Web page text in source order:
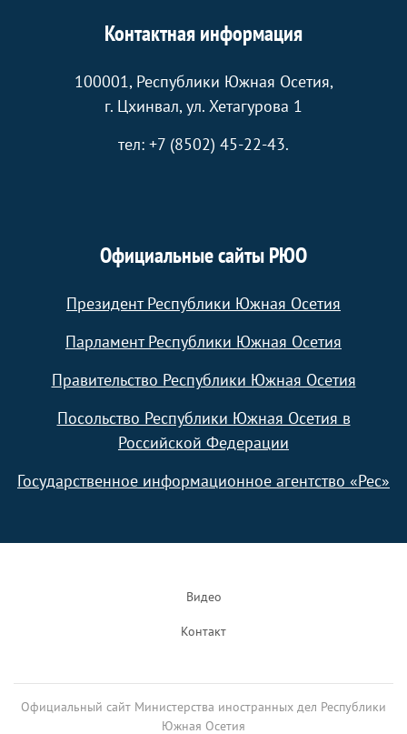
Контактная информация
100001, Республики Южная Осетия,
г. Цхинвал, ул. Хетагурова 1
тел: +7 (8502) 45-22-43.
Официальные сайты РЮО
Президент Республики Южная Осетия
Парламент Республики Южная Осетия
Правительство Республики Южная Осетия
Посольство Республики Южная Осетия в
Российской Федерации
Государственное информационное агентство «Рес»
Видео
Контакт
Официальный сайт Министерства иностранных дел Республики
Южная Осетия